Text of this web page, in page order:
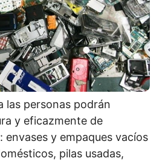
las personas podrán
y eficazmente de
envases y empaques vacíos
pilas usadas,